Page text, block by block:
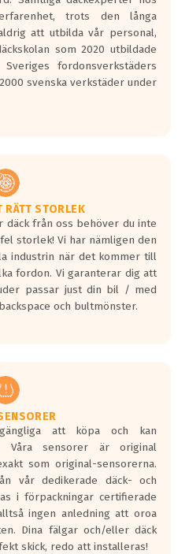
för
däcken
det ligger
på
det finnas
Hög
vågor
om det är
år 2016.
är redan
vara
det
trots den långa
att utbilda vår personal,
som 2020 utbildade
fordonsverkstäders
svenska verkstäder under
RÄTT STORLEK
från oss behöver du inte
storlek! Vi har nämligen den
industrin när det kommer till
fordon. Vi garanterar dig att
passar just din bil / med
och bultmönster.
att köpa och kan
Våra sensorer är original
som original-sensorerna.
vår dedikerade däck- och
i förpackningar certifierade
ingen anledning att oroa
Dina fälgar och/eller däck
skick, redo att installeras!